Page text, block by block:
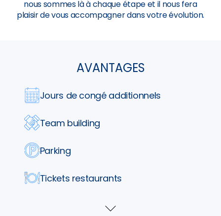
nous sommes là à chaque étape et il nous fera
plaisir de vous accompagner dans votre évolution.
AVANTAGES
Jours de congé additionnels
Team building
Parking
Tickets restaurants
Voir